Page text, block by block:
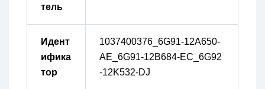
тель
Идент
ифика
тор
1037400376_6G91-12A650-
AE_6G91-12B684-EC_6G92
-12K532-DJ